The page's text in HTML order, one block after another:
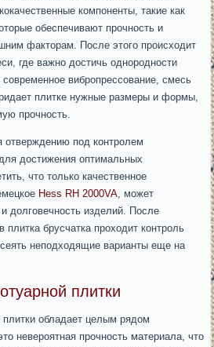
компоненты, такие как
обеспечивают прочность и
факторам. После этого происходит
где важно достичь однородности
вибропрессование, смесь
плитке нужные размеры и формы,
прочность.
отверждению под контролем
достижения оптимальных
что только качественное
Hess RH 2000VA, может
долговечность изделий. После
плитка брусчатка проходит контроль
неподходящие варианты еще на
плитки
плитки обладает целым рядом
невероятная прочность материала, что